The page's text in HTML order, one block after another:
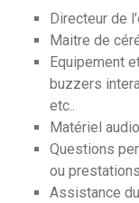
Directeur de
Maitre de
Equipement
buzzers
etc..
Matériel
Questions
ou
Assistance